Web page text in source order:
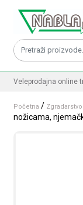
Pretraži:
Veleprodajna online
Početna / Zgradarstvo
nožicama,